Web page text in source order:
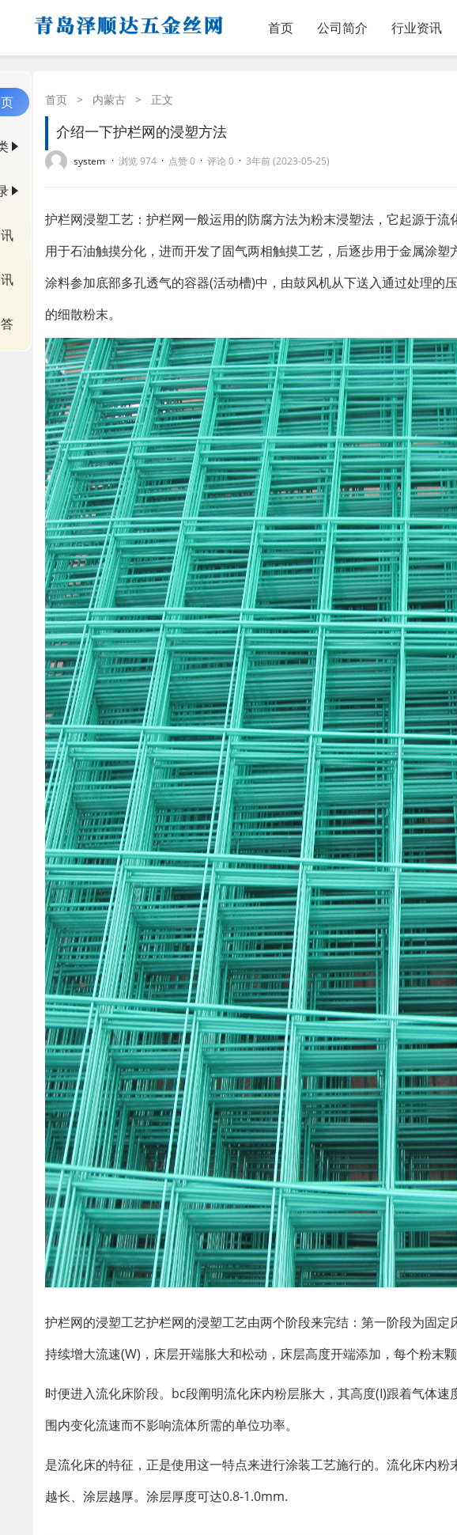
首页 公司简介 行业资讯
首页 > 内蒙古 > 正文
介绍一下护栏网的浸塑方法
system · 浏览 974 · 点赞 0 · 评论 0 · 3年前 (2023-05-25)
护栏网浸塑工艺：护栏网一般运用的防腐方法为粉末浸塑法，它起源于
用于石油触摸分化，进而开发了固气两相触摸工艺，后逐步用于金属涂
涂料参加底部多孔透气的容器(活动槽)中，由鼓风机从下送入通过处理的
的细散粉末。
护栏网的浸塑工艺护栏网的浸塑工艺由两个阶段来完结：第一阶段为固
持续增大流速(W)，床层开端胀大和松动，床层高度开端添加，每个粉末
时便进入流化床阶段。bc段阐明流化床内粉层胀大，其高度(I)跟着气体
围内变化流速而不影响流体所需的单位功率。
是流化床的特征，正是使用这一特点来进行涂装工艺施行的。流化床内
越长、涂层越厚。涂层厚度可达0.8-1.0mm.